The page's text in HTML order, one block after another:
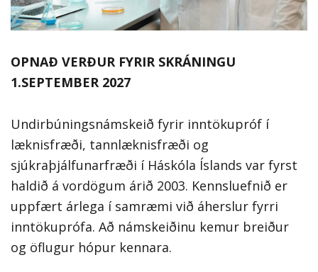
OPNAÐ VERÐUR FYRIR SKRÁNINGU
1.SEPTEMBER 2027
Undirbúningsnámskeið fyrir inntökupróf í
læknisfræði, tannlæknisfræði og
sjúkraþjálfunarfræði í Háskóla Íslands var fyrst
haldið á vordögum árið 2003. Kennsluefnið er
uppfært árlega í samræmi við áherslur fyrri
inntökuprófa. Að námskeiðinu kemur breiður
og öflugur hópur kennara.